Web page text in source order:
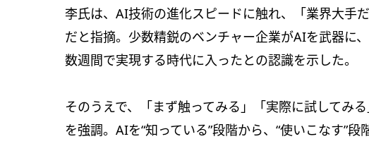
李氏は、AI技術の進化スピードに触れ、「業界大手
だと指摘。少数精鋭のベンチャー企業がAIを武器に
数週間で実現する時代に入ったとの認識を示した。
そのうえで、「まず触ってみる」「実際に試してみ
を強調。AIを“知っている”段階から、“使いこなす”段